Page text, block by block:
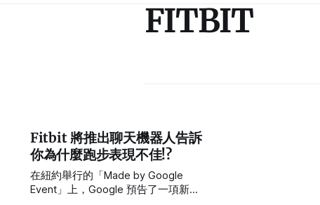
FITBIT
Fitbit 將推出聊天機器人告訴
你為什麼跑步表現不佳!?
在紐約舉行的「Made by Google
Event」上，Google 預告了一項新的